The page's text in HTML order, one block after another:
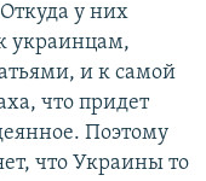
у них
украинцам,
и к самой
что придет
Поэтому
что Украины то